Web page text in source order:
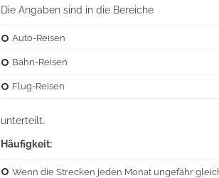
Die Angaben sind in die Bereiche
Auto-Reisen
Bahn-Reisen
Flug-Reisen
unterteilt.
Häufigkeit:
Wenn die Strecken jeden Monat ungefähr